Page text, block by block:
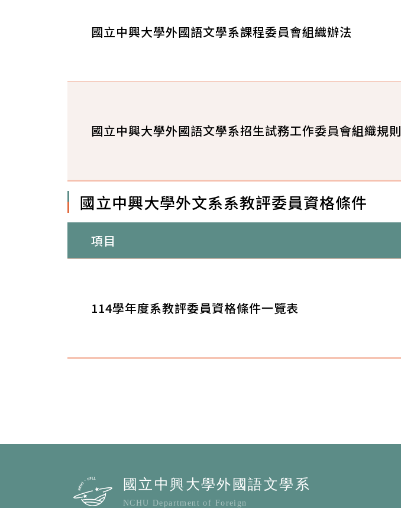
國立中興大學外國語文學系課程委員會組織辦法
國立中興大學外國語文學系招生試務工作委員會組織規則
國立中興大學外文系系教評委員資格條件
項目
114學年度系教評委員資格條件一覽表